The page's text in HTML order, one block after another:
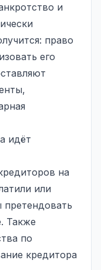
и
право
его
идёт
на
или
претендовать
Также
по
кредитора